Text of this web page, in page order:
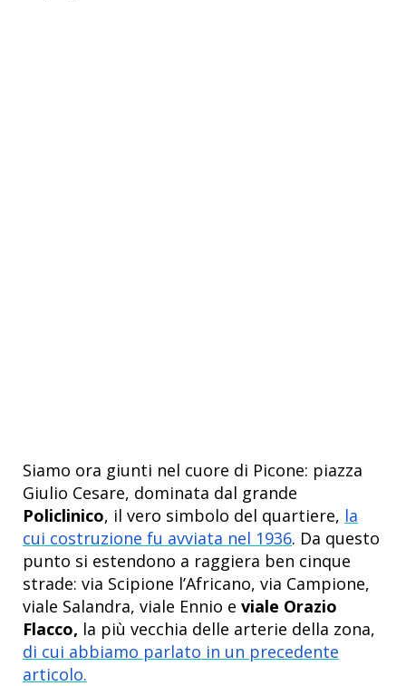
Siamo ora giunti nel cuore di Picone: piazza
Giulio Cesare, dominata dal grande
Policlinico, il vero simbolo del quartiere, la
cui costruzione fu avviata nel 1936. Da questo
punto si estendono a raggiera ben cinque
strade: via Scipione l’Africano, via Campione,
viale Salandra, viale Ennio e viale Orazio
Flacco, la più vecchia delle arterie della zona,
di cui abbiamo parlato in un precedente
articolo.